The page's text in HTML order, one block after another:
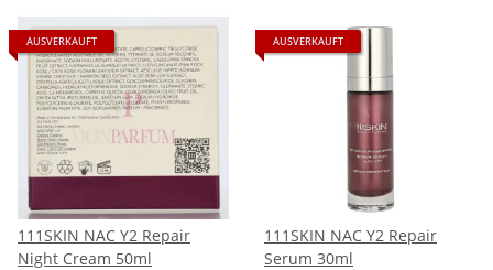
AUSVERKAUFT
111SKIN NAC Y2 Repair
Night Cream 50ml
AUSVERKAUFT
111SKIN NAC Y2 Repair
Serum 30ml